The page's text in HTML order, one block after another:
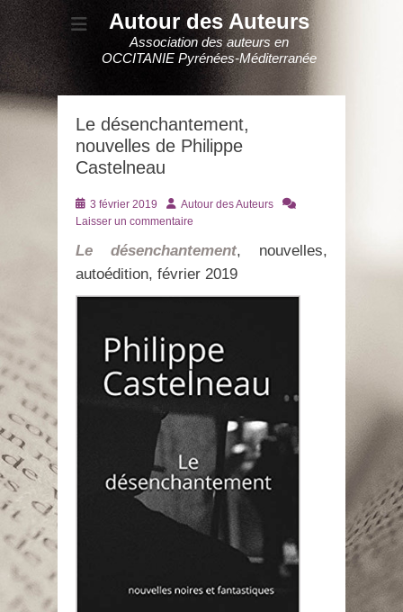
Autour des Auteurs
Association des auteurs en
OCCITANIE Pyrénées-Méditerranée
Le désenchantement,
nouvelles de Philippe
Castelneau
Posté
le
3 février 2019 AuteurAutour des Auteurs
Laisser un commentaire
Le désenchantement, nouvelles,
autoédition, février 2019